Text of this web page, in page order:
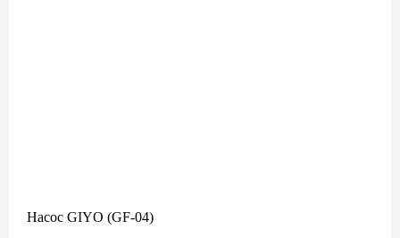
Насос GIYO (GF-04)